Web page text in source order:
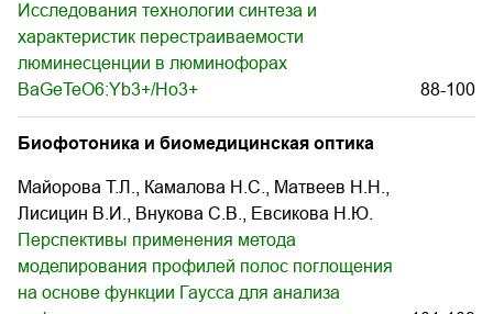
Исследования технологии синтеза и
характеристик перестраиваемости
люминесценции в люминофорах
BaGeTeO6:Yb3+/Ho3+
88-100
Биофотоника и биомедицинская оптика
Майорова Т.Л., Камалова Н.С., Матвеев Н.Н.,
Лисицин В.И., Внукова С.В., Евсикова Н.Ю.
Перспективы применения метода
моделирования профилей полос поглощения
на основе функции Гаусса для анализа